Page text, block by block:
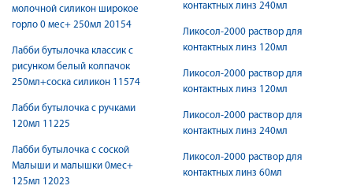
молочной силикон широкое
горло 0 мес+ 250мл 20154
Лабби бутылочка классик с
рисунком белый колпачок
250мл+соска силикон 11574
Лабби бутылочка с ручками
120мл 11225
Лабби бутылочка с соской
Малыши и малышки 0мес+
125мл 12023
контактных линз 240мл
Ликосол-2000 раствор для
контактных линз 120мл
Ликосол-2000 раствор для
контактных линз 120мл
Ликосол-2000 раствор для
контактных линз 240мл
Ликосол-2000 раствор для
контактных линз 60мл